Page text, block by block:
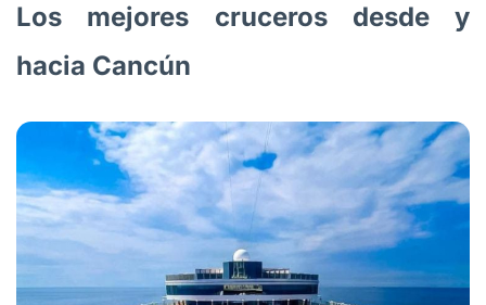
Los mejores cruceros desde y
hacia Cancún